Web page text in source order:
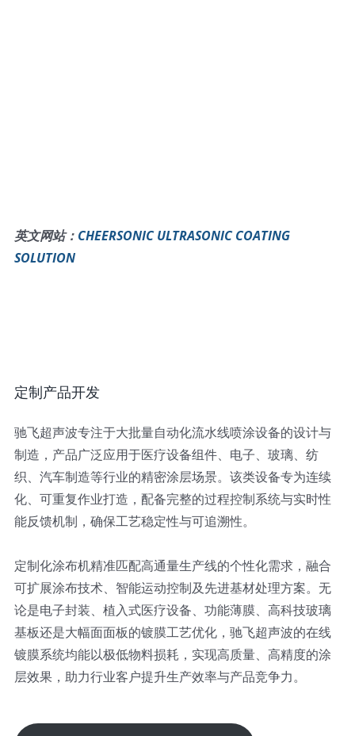
英文网站： CHEERSONIC ULTRASONIC COATING
SOLUTION
定制产品开发
驰飞超声波专注于大批量自动化流水线喷涂设备的设计与
制造，产品广泛应用于医疗设备组件、电子、玻璃、纺
织、汽车制造等行业的精密涂层场景。该类设备专为连续
化、可重复作业打造，配备完整的过程控制系统与实时性
能反馈机制，确保工艺稳定性与可追溯性。
定制化涂布机精准匹配高通量生产线的个性化需求，融合
可扩展涂布技术、智能运动控制及先进基材处理方案。无
论是电子封装、植入式医疗设备、功能薄膜、高科技玻璃
基板还是大幅面面板的镀膜工艺优化，驰飞超声波的在线
镀膜系统均能以极低物料损耗，实现高质量、高精度的涂
层效果，助力行业客户提升生产效率与产品竞争力。